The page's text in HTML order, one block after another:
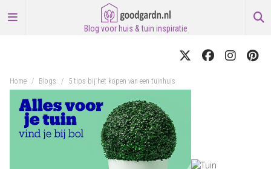
Blog voor huis & tuin inspiratie
Home / Blogs / 5 tips bij het kopen van een tuinhuis